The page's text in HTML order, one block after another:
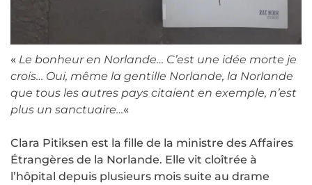
« Le bonheur en Norlande… C’est une idée morte je
crois… Oui, même la gentille Norlande, la Norlande
que tous les autres pays citaient en exemple, n’est
plus un sanctuaire…«
Clara Pitiksen est la fille de la ministre des Affaires
Étrangères de la Norlande. Elle vit cloîtrée à
l’hôpital depuis plusieurs mois suite au drame